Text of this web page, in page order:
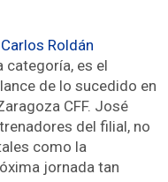
categoría, es el
de lo sucedido en
CFF. José
del filial, no
como la
jornada tan